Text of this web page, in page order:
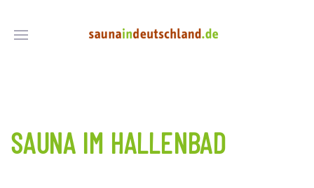
SAUNA IM HALLENBAD